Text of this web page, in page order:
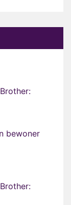
bewoner